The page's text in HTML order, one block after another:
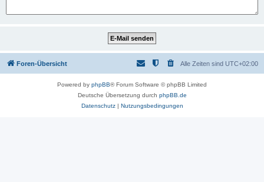
Foren-Übersicht Alle Zeiten sind UTC+02:00
Powered by phpBB® Forum Software © phpBB Limited
Deutsche Übersetzung durch phpBB.de
Datenschutz| Nutzungsbedingungen